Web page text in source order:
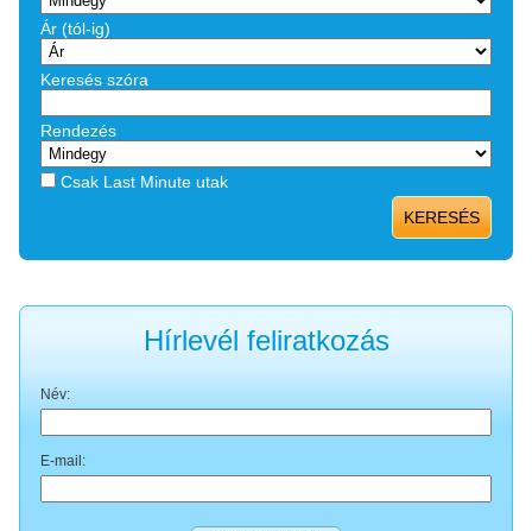
Ár (tól-ig)
Keresés szóra
Rendezés
Csak Last Minute utak
KERESÉS
Hírlevél feliratkozás
Név:
E-mail: